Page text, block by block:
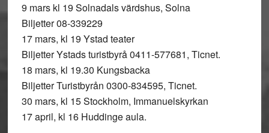
9 mars kl 19 Solnadals värdshus, Solna
Biljetter 08-339229
17 mars, kl 19 Ystad teater
Biljetter Ystads turistbyrå 0411-577681, Ticnet.
18 mars, kl 19.30 Kungsbacka
Biljetter Turistbyrån 0300-834595, Ticnet.
30 mars, kl 15 Stockholm, Immanuelskyrkan
17 april, kl 16 Huddinge aula.